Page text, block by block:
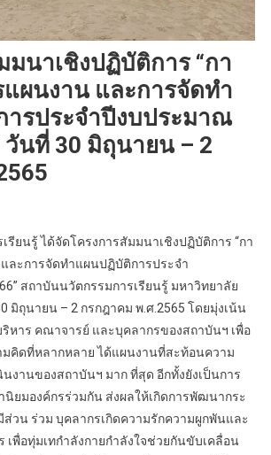
มนาเชิงปฏิบัติการ “กา
ผนงาน และการจัดทํา
รประจําปีงบประมาณ
วันที่ 30 มิถุนายน – 2
รียนรู้ ได้จัดโครงการสัมมนาเชิงปฏิบัติการ “กา
ละการจัดทําแผนปฏิบัติการประจํา
สถาบันนวัตกรรมการเรียนรู้ มหาวิทยาลัย
มิถุนายน – 2 กรกฎาคม พ.ศ.2565 โดยมุ่งเน้น
หาร คณาจารย์ และบุคลากรของสถาบันฯ เพื่อ
มคิดที่หลากหลาย ได้แผนงานที่สะท้อนความ
นงานของสถาบันฯ มาก ที่สุด อีกทั้งยังเป็นการ
นิยมองค์กรร่วมกัน ส่งผลให้เกิดการพัฒนากระ
วน ร่วม บุคลากรเกิดความรักความผูกพันและ
พื่อทุ่มเทกําลังกายกําลังใจช่วยกันขับเคลื่อน